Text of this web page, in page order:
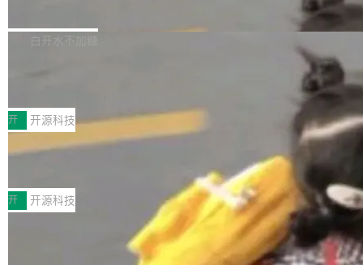
个主 agent 循环，外加一组后台 agent。这些后
库，并将作为transport接入Mooncake TENT。
MPComm将作为一种传输引擎接入Mooncake T
ENT，实现零拷贝传输性能提升30%、非零拷贝
传输性能最高提升5倍。UCL-MPComm底层基
于自研UCL-Engine通信引擎，后续腾讯网平将
持续开源更多基于UCL-Engine的高性能通信组
件。 腾讯网平团队在UCL-MPComm中实现了一
个独立于业务线程的全局通信引擎（Engine），
白开水不加糖
型案例入选名单》，深信服“面向企业研发场景的
开源 AI 编程平台 CoStrict 应用”凭借卓越的技术
创新与落地成效成功入选。 全链路私有化部署，
助力企业AI研发安全落地 当前，越来越多企业已
经开始引入 AI Coding 工具，通过调用公有云模
型或企业内部部署模型提升研发效率。但随着 AI
Coding 从个人辅助工具逐步走向团队级、组织
级应用，企业在规模化落地过程中，对安全性、
开 开源科技
深信服AI算力网关入选工信部人工智能
前不久，工业和信息化部正式发布《2025年人工
智能应用典型案例名单》，集中展示人工智能在
各领域的应用成果，覆盖技术底座、行业赋能、
产品应用、支撑保障、专题等五大方向。深信服
AI算力网关（AI创新平台）成功入选！ 随着各行
开 开源科技
Jeff Dean 离开 Google：一个时代的结
束，一个实验室的开始
Google 员工编号 20。MapReduce 作者之一。